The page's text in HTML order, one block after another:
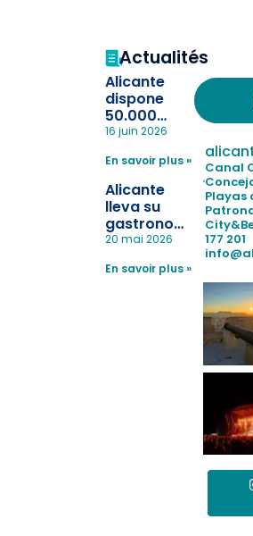
Actualités
Alicante
dispone
50.000
pulseras
la
pérdida de niños
en las
playas y
realiza con
simulacro de
16 juin 2026
En savoir plus »
Alicante
lleva su
gastronomía
a Madrid
reforzar el
20 mai 2026
En savoir plus »
Canal
Playas
177 201